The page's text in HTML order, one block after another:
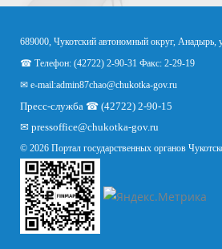
689000, Чукотский автономный округ, Анадырь,
☎ Телефон: (42722) 2-90-31 Факс: 2-29-19
✉ e-mail:admin87chao@chukotka-gov.ru
Пресс-служба ☎ (42722) 2-90-15
✉ pressoffice@chukotka-gov.ru
© 2026 Портал государственных органов